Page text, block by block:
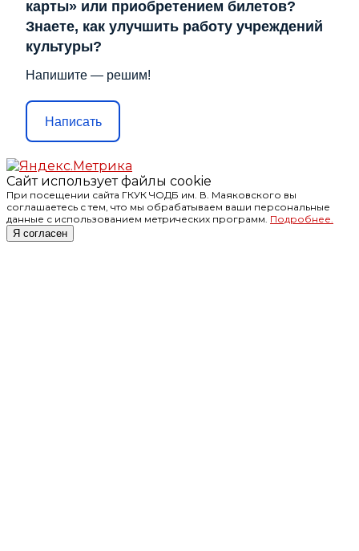
карты» или приобретением билетов?
Знаете, как улучшить работу учреждений
культуры?
Напишите — решим!
Написать
Сайт использует файлы cookie
При посещении сайта ГКУК ЧОДБ им. В. Маяковского вы
соглашаетесь с тем, что мы обрабатываем ваши персональные
данные с использованием метрических программ. Подробнее.
Я согласен